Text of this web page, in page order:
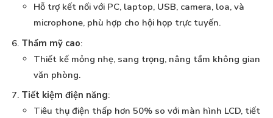
Hỗ trợ kết nối với PC, laptop, USB, camera, loa, và
microphone, phù hợp cho hội họp trực tuyến.
Thẩm mỹ cao:
Thiết kế mỏng nhẹ, sang trọng, nâng tầm không gian
văn phòng.
Tiết kiệm điện năng:
Tiêu thụ điện thấp hơn 50% so với màn hình LCD, tiết